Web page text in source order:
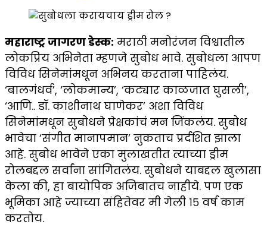
महाराष्ट्र जागरण डेस्क: मराठी मनोरंजन विश्वातील
लोकप्रिय अभिनेता म्हणजे सुबोध भावे. सुबोधला आपण
विविध सिनेमांमधून अभिनय करताना पाहिलंय.
‘बालगंधर्व’, ‘लोकमान्य’, ‘कट्यार काळजात घुसली’,
‘आणि.. डॉ. काशीनाथ घाणेकर’ अशा विविध
सिनेमांमधून सुबोधने प्रेक्षकांचं मन जिंकलंय. सुबोध
भावेचा ‘संगीत मानापमान’ नुकताच प्रर्दशित झाला
आहे. सुबोध भावेने एका मुलाखतीत त्याच्या ड्रीम
रोलबद्दल सर्वांना सांगितलंय. सुबोधने याबद्दल खुलासा
केला की, हा बायोपिक अजिबातच नाहीये. पण एक
भूमिका आहे ज्याच्या संहितेवर मी गेली १५ वर्ष काम
करतोय.